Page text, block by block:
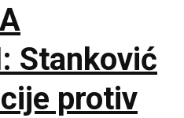
Stanković
protiv